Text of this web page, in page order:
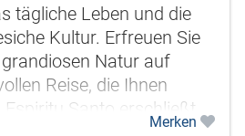
tägliche Leben und die
Kultur. Erfreuen Sie
Natur auf
Reise, die Ihnen
Santo erschließt.
Merken